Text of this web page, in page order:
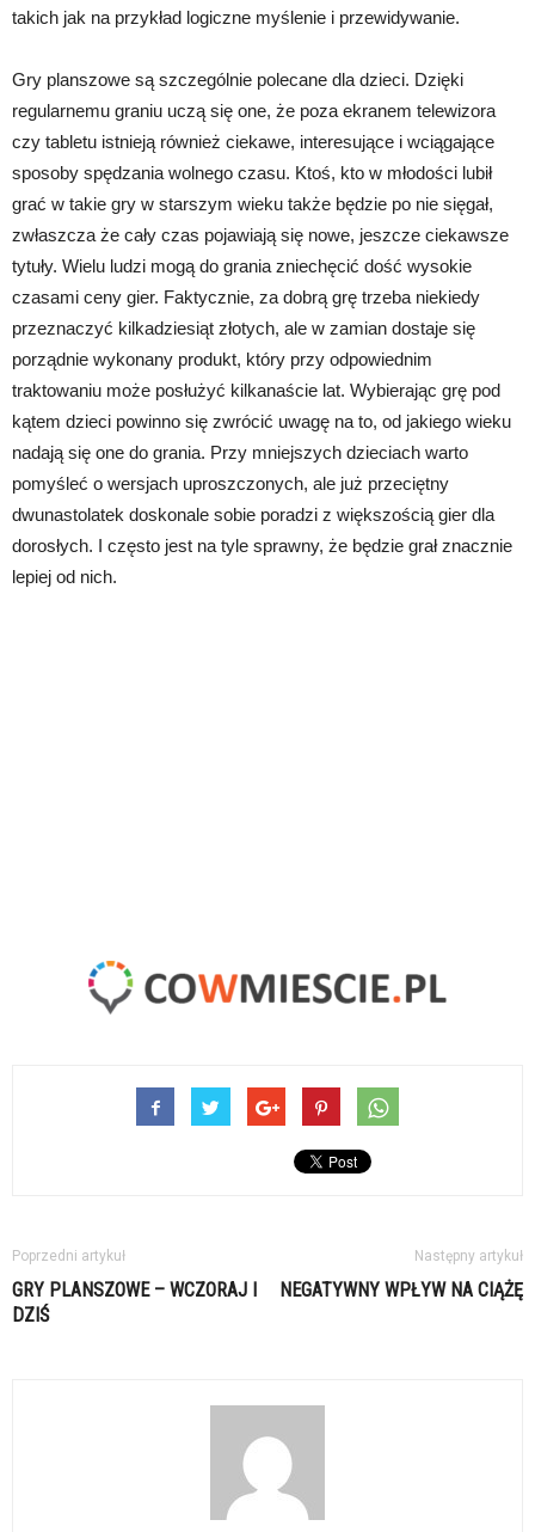
takich jak na przykład logiczne myślenie i przewidywanie.
Gry planszowe są szczególnie polecane dla dzieci. Dzięki
regularnemu graniu uczą się one, że poza ekranem telewizora
czy tabletu istnieją również ciekawe, interesujące i wciągające
sposoby spędzania wolnego czasu. Ktoś, kto w młodości lubił
grać w takie gry w starszym wieku także będzie po nie sięgał,
zwłaszcza że cały czas pojawiają się nowe, jeszcze ciekawsze
tytuły. Wielu ludzi mogą do grania zniechęcić dość wysokie
czasami ceny gier. Faktycznie, za dobrą grę trzeba niekiedy
przeznaczyć kilkadziesiąt złotych, ale w zamian dostaje się
porządnie wykonany produkt, który przy odpowiednim
traktowaniu może posłużyć kilkanaście lat. Wybierając grę pod
kątem dzieci powinno się zwrócić uwagę na to, od jakiego wieku
nadają się one do grania. Przy mniejszych dzieciach warto
pomyśleć o wersjach uproszczonych, ale już przeciętny
dwunastolatek doskonale sobie poradzi z większością gier dla
dorosłych. I często jest na tyle sprawny, że będzie grał znacznie
lepiej od nich.
Poprzedni artykuł
GRY PLANSZOWE – WCZORAJ I
DZIŚ
Następny artykuł
NEGATYWNY WPŁYW NA CIĄŻĘ